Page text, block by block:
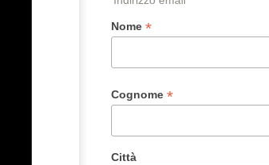
Nome *
Cognome *
Città